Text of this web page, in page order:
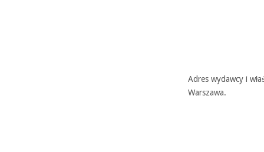
Adres wydawcy i
Warszawa.